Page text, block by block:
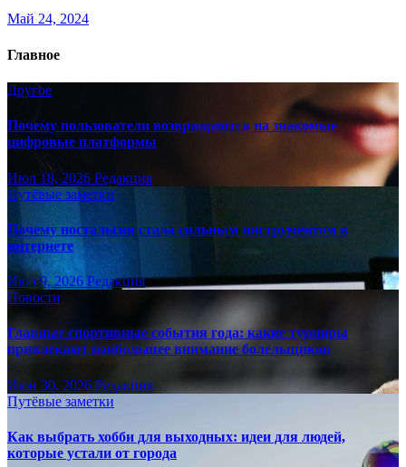
Май 24, 2024
Главное
Другое
Почему пользователи возвращаются на знакомые
цифровые платформы
Июл 18, 2026 Редакция
Путёвые заметки
Почему ностальгия стала сильным инструментом в
интернете
Июл 9, 2026 Редакция
Новости
Главные спортивные события года: какие турниры
привлекают наибольшее внимание болельщиков
Июн 30, 2026 Редакция
Путёвые заметки
Как выбрать хобби для выходных: идеи для людей,
которые устали от города